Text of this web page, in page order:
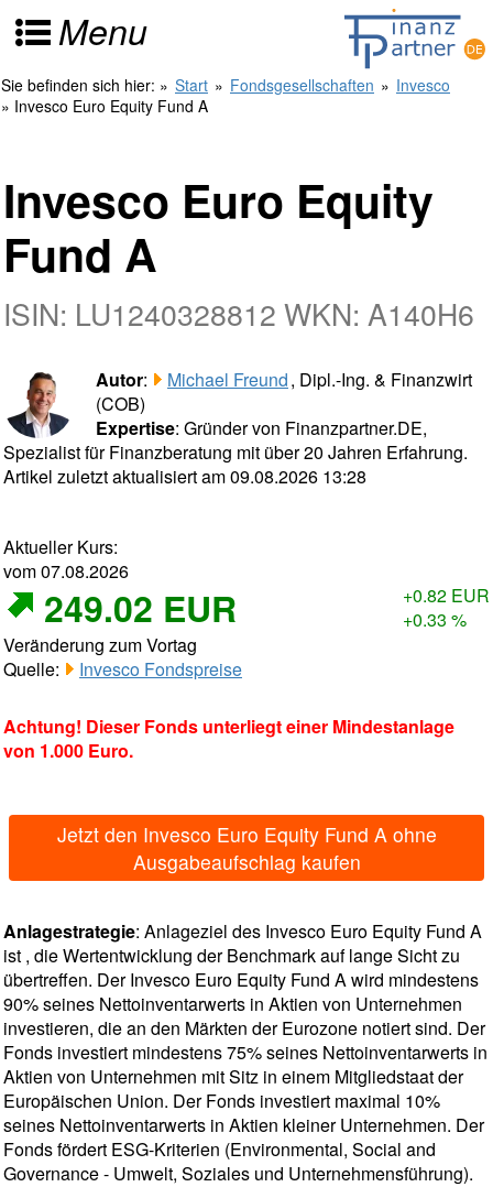
Menu
Sie befinden sich hier: » Start » Fondsgesellschaften » Invesco
» Invesco Euro Equity Fund A
Invesco Euro Equity
Fund A
ISIN: LU1240328812 WKN: A140H6
Autor: Michael Freund, Dipl.-Ing. & Finanzwirt
(COB)
Expertise: Gründer von Finanzpartner.DE,
Spezialist für Finanzberatung mit über 20 Jahren Erfahrung.
Artikel zuletzt aktualisiert am 09.08.2026 13:28
Aktueller Kurs:
vom 07.08.2026
249.02 EUR
+0.82 EUR
+0.33 %
Veränderung zum Vortag
Quelle:
Invesco Fondspreise
Achtung! Dieser Fonds unterliegt einer Mindestanlage
von 1.000 Euro.
Jetzt den Invesco Euro Equity Fund A ohne
Ausgabeaufschlag kaufen
Anlagestrategie: Anlageziel des Invesco Euro Equity Fund A
ist , die Wertentwicklung der Benchmark auf lange Sicht zu
übertreffen. Der Invesco Euro Equity Fund A wird mindestens
90% seines Nettoinventarwerts in Aktien von Unternehmen
investieren, die an den Märkten der Eurozone notiert sind. Der
Fonds investiert mindestens 75% seines Nettoinventarwerts in
Aktien von Unternehmen mit Sitz in einem Mitgliedstaat der
Europäischen Union. Der Fonds investiert maximal 10%
seines Nettoinventarwerts in Aktien kleiner Unternehmen. Der
Fonds fördert ESG-Kriterien (Environmental, Social and
Governance - Umwelt, Soziales und Unternehmensführung).